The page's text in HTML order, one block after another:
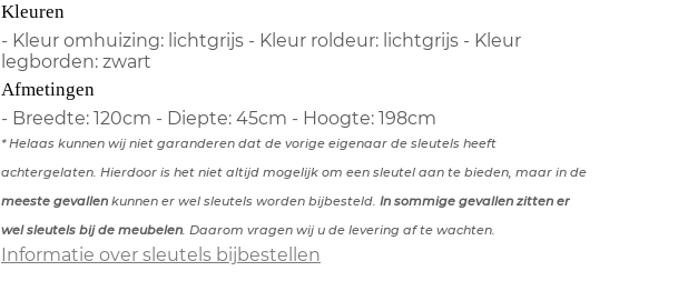
Kleuren
- Kleur omhuizing: lichtgrijs - Kleur roldeur: lichtgrijs - Kleur
legborden: zwart
Afmetingen
- Breedte: 120cm - Diepte: 45cm - Hoogte: 198cm
* Helaas kunnen wij niet garanderen dat de vorige eigenaar de sleutels heeft
achtergelaten. Hierdoor is het niet altijd mogelijk om een sleutel aan te bieden, maar in de
meeste gevallen kunnen er wel sleutels worden bijbesteld. In sommige gevallen zitten er
wel sleutels bij de meubelen. Daarom vragen wij u de levering af te wachten.
Informatie over sleutels bijbestellen